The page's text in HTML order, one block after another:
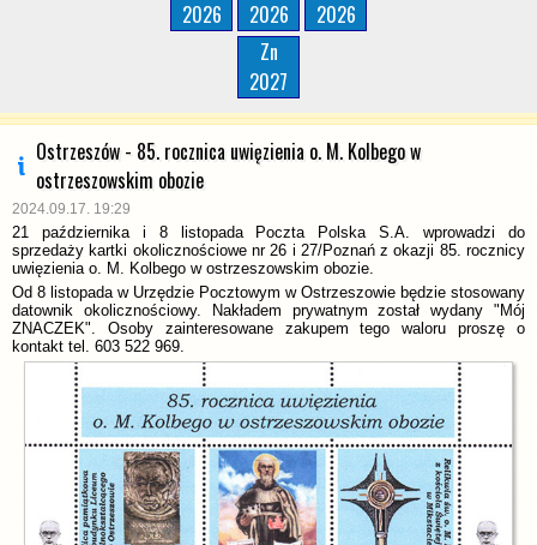
2026
2026
2026
Zn
2027
Ostrzeszów - 85. rocznica uwięzienia o. M. Kolbego w
ostrzeszowskim obozie
2024.09.17. 19:29
21 października i 8 listopada Poczta Polska S.A. wprowadzi do
sprzedaży kartki okolicznościowe nr 26 i 27/Poznań z okazji 85. rocznicy
uwięzienia o. M. Kolbego w ostrzeszowskim obozie.
Od 8 listopada w Urzędzie Pocztowym w Ostrzeszowie będzie stosowany
datownik okolicznościowy. Nakładem prywatnym został wydany "Mój
ZNACZEK". Osoby zainteresowane zakupem tego waloru proszę o
kontakt tel. 603 522 969.